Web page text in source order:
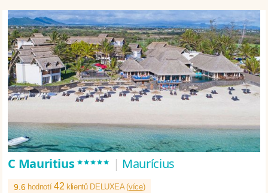
C Mauritius***** | Maurícius
9.6 hodnotí42 klientů DELUXEA (více)